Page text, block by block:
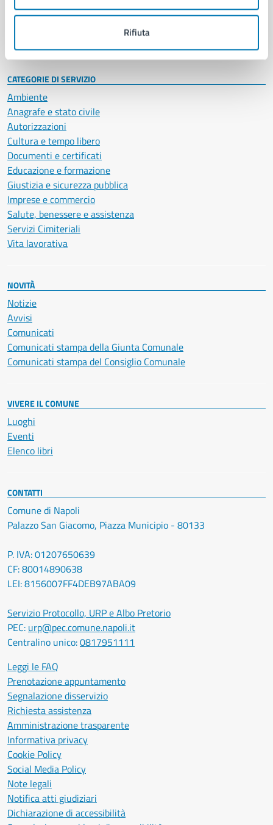
Rifiuta
Personale amministrativo
Intranet, posta aziendale e protocollo
CATEGORIE DI SERVIZIO
Ambiente
Anagrafe e stato civile
Autorizzazioni
Cultura e tempo libero
Documenti e certificati
Educazione e formazione
Giustizia e sicurezza pubblica
Imprese e commercio
Salute, benessere e assistenza
Servizi Cimiteriali
Vita lavorativa
NOVITÀ
Notizie
Avvisi
Comunicati
Comunicati stampa della Giunta Comunale
Comunicati stampa del Consiglio Comunale
VIVERE IL COMUNE
Luoghi
Eventi
Elenco libri
CONTATTI
Comune di Napoli
Palazzo San Giacomo, Piazza Municipio - 80133
P. IVA: 01207650639
CF: 80014890638
LEI: 8156007FF4DEB97ABA09
Servizio Protocollo, URP e Albo Pretorio
PEC: urp@pec.comune.napoli.it
Centralino unico:0817951111
Leggi le FAQ
Prenotazione appuntamento
Segnalazione disservizio
Richiesta assistenza
Amministrazione trasparente
Informativa privacy
Cookie Policy
Social Media Policy
Note legali
Notifica atti giudiziari
Dichiarazione di accessibilità